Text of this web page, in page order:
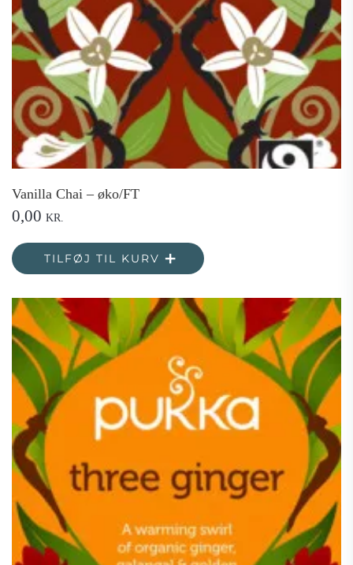
Vanilla Chai – øko/FT
0,00 KR.
TILFØJ TIL KURV